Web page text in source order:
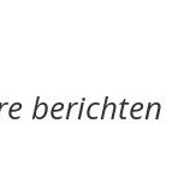
berichten